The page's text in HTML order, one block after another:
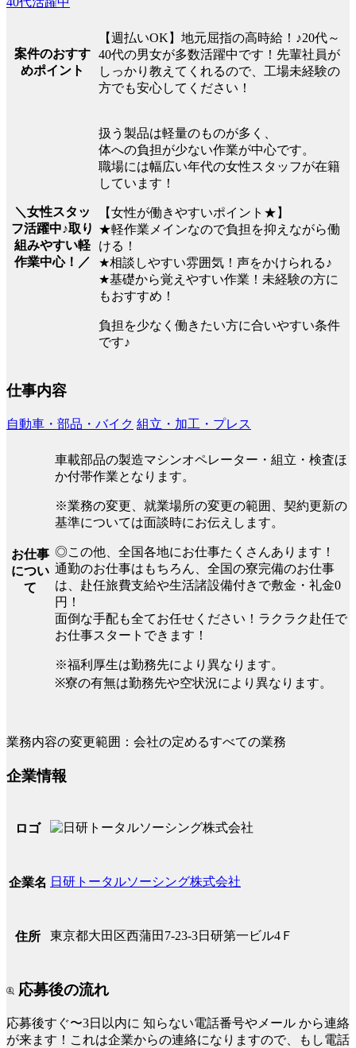
案件のおすす
めポイント
【週払いOK】地元屈指の高時給！♪20代～
40代の男女が多数活躍中です！先輩社員が
しっかり教えてくれるので、工場未経験の
方でも安心してください！
＼女性スタッ
フ活躍中♪取り
組みやすい軽
作業中心！／
扱う製品は軽量のものが多く、
体への負担が少ない作業が中心です。
職場には幅広い年代の女性スタッフが在籍
しています！
【女性が働きやすいポイント★】
★軽作業メインなので負担を抑えながら働
ける！
★相談しやすい雰囲気！声をかけられる♪
★基礎から覚えやすい作業！未経験の方に
もおすすめ！
負担を少なく働きたい方に合いやすい条件
です♪
仕事内容
自動車・部品・バイク 組立・加工・プレス
お仕事
につい
て
車載部品の製造マシンオペレーター・組立・検査ほ
か付帯作業となります。
※業務の変更、就業場所の変更の範囲、契約更新の
基準については面談時にお伝えします。
◎この他、全国各地にお仕事たくさんあります！
通勤のお仕事はもちろん、全国の寮完備のお仕事
は、赴任旅費支給や生活諸設備付きで敷金・礼金0
円！
面倒な手配も全てお任せください！ラクラク赴任で
お仕事スタートできます！
※福利厚生は勤務先により異なります。
※寮の有無は勤務先や空状況により異なります。
業務内容の変更範囲：会社の定めるすべての業務
企業情報
ロゴ
企業名 日研トータルソーシング株式会社
住所 東京都大田区西蒲田7-23-3日研第一ビル4Ｆ
応募後の流れ
応募後すぐ〜3日以内に 知らない電話番号やメール から連絡
が来ます！これは企業からの連絡になりますので、もし電話